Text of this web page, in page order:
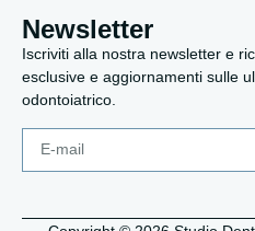
Newsletter
Iscriviti alla nostra newsletter e
esclusive e aggiornamenti sulle
odontoiatrico.